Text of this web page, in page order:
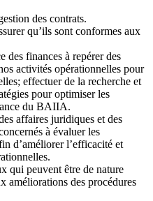
des contrats.
qu’ils sont conformes aux
des finances à repérer des
activités opérationnelles pour
effectuer de la recherche et
pour optimiser les
du BAIIA.
affaires juridiques et des
à évaluer les
d’améliorer l’efficacité et
qui peuvent être de nature
améliorations des procédures